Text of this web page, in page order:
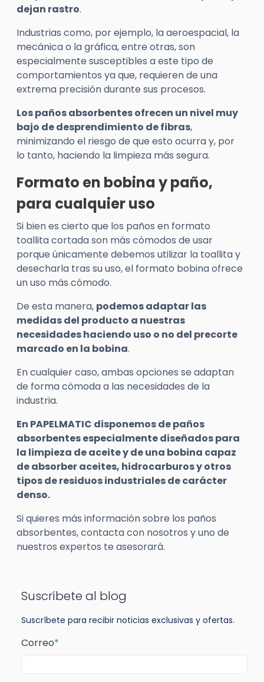
dejan rastro.
Industrias como, por ejemplo, la aeroespacial, la
mecánica o la gráfica, entre otras, son
especialmente susceptibles a este tipo de
comportamientos ya que, requieren de una
extrema precisión durante sus procesos.
Los paños absorbentes ofrecen un nivel muy
bajo de desprendimiento de fibras,
minimizando el riesgo de que esto ocurra y, por
lo tanto, haciendo la limpieza más segura.
Formato en bobina y paño,
para cualquier uso
Si bien es cierto que los paños en formato
toallita cortada son más cómodos de usar
porque únicamente debemos utilizar la toallita y
desecharla tras su uso, el formato bobina ofrece
un uso más cómodo.
De esta manera, podemos adaptar las
medidas del producto a nuestras
necesidades haciendo uso o no del precorte
marcado en la bobina.
En cualquier caso, ambas opciones se adaptan
de forma cómoda a las necesidades de la
industria.
En PAPELMATIC disponemos de paños
absorbentes especialmente diseñados para
la limpieza de aceite y de una bobina capaz
de absorber aceites, hidrocarburos y otros
tipos de residuos industriales de carácter
denso.
Si quieres más información sobre los paños
absorbentes, contacta con nosotros y uno de
nuestros expertos te asesorará.
Suscríbete al blog
Suscríbete para recibir noticias exclusivas y ofertas.
Correo*